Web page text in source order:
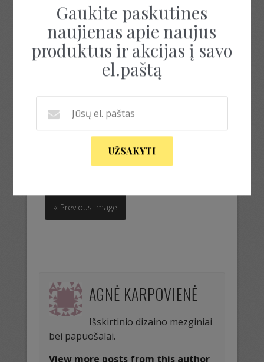
« Previous Image
AGNĖ KARPOVIENĖ
Išskirtinio dizaino mezginiai
bei papuošalai.
View more posts from this author
Gaukite paskutines
naujienas apie naujus
produktus ir akcijas į savo
el.paštą
UŽSAKYTI